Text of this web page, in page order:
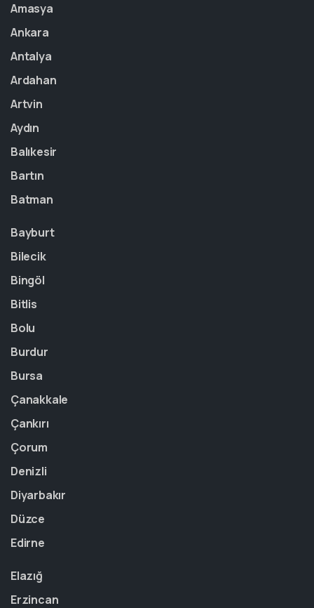
Amasya
Ankara
Antalya
Ardahan
Artvin
Aydın
Balıkesir
Bartın
Batman
Bayburt
Bilecik
Bingöl
Bitlis
Bolu
Burdur
Bursa
Çanakkale
Çankırı
Çorum
Denizli
Diyarbakır
Düzce
Edirne
Elazığ
Erzincan